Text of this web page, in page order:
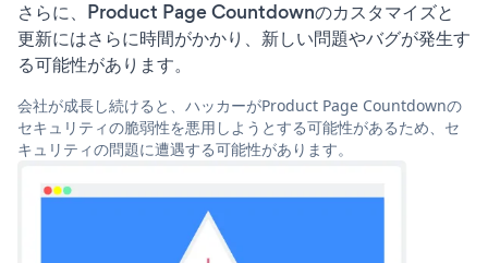
さらに、Product Page Countdownのカスタマイズと
更新にはさらに時間がかかり、新しい問題やバグが発生す
る可能性があります。
会社が成長し続けると、ハッカーがProduct Page Countdownの
セキュリティの脆弱性を悪用しようとする可能性があるため、セ
キュリティの問題に遭遇する可能性があります。